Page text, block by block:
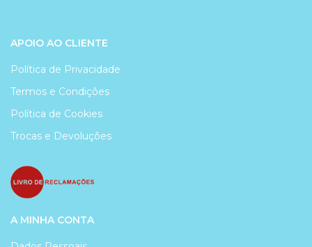
APOIO AO CLIENTE
Política de Privacidade
Termos e Condições
Política de Cookies
Trocas e Devoluções
A MINHA CONTA